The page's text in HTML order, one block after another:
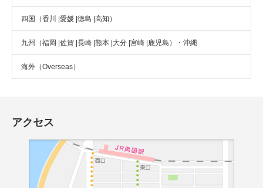
四国（香川 |愛媛 |徳島 |高知）
九州（福岡 |佐賀 |長崎 |熊本 |大分 |宮崎 |鹿児島）・沖縄
海外（Overseas）
アクセス